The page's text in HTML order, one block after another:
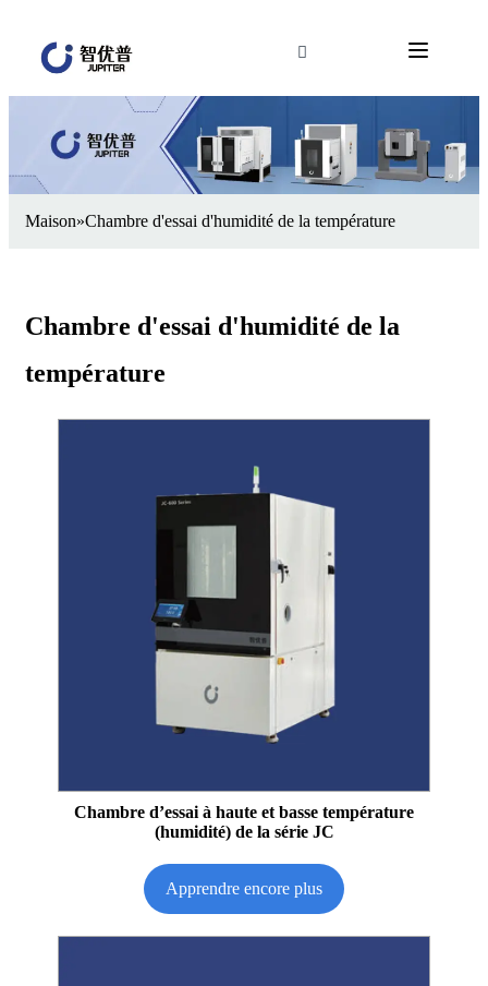
Maison»Chambre d'essai d'humidité de la température
Chambre d'essai d'humidité de la
température
Chambre d’essai à haute et basse température
(humidité) de la série JC
Apprendre encore plus